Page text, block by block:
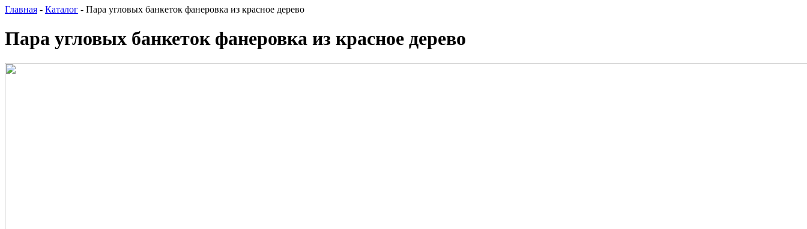
Главная - Каталог - Пара угловых банкеток фанеровка из красное дерево
Пара угловых банкеток фанеровка из красное дерево